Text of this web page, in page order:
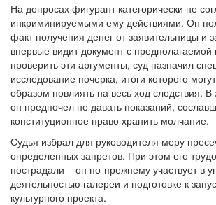
На допросах фигурант категорически не
инкриминируемыми ему действиями. Он
факт получения денег от заявительницы и
впервые видит документ с
проверить эти аргументы, суд назначил
исследование почерка, итоги которого
образом повлиять на весь ход следствия. В
он предпочел не давать показаний,
конституционное право хранить молчание.
Судья избрал для руководителя меру
определенных запретов. При этом его
пострадали – он по-прежнему участвует в
деятельностью галереи и подготовке к
культурного проекта.